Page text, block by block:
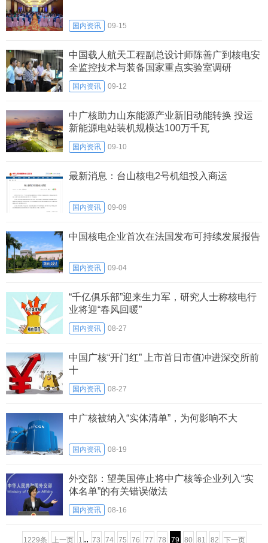
国内资讯 09-15
中国载人航天工程副总设计师陈善广到核电安
全监控技术与装备国家重点实验室调研
国内资讯 09-12
中广核助力山东能源产业新旧动能转换 投运
新能源电站装机规模达100万千瓦
国内资讯 09-10
最新消息：台山核电2号机组投入商运
国内资讯 09-09
中国核电企业首次在法国发布可持续发展报告
国内资讯 09-04
“千亿俱乐部”迎来生力军，研究人士称核电行
业将迎“春风回暖”
国内资讯 08-27
中国广核“开门红” 上市首日市值冲进深交所前
十
国内资讯 08-27
中广核被纳入“实体清单”，为何影响不大
国内资讯 08-19
外交部：望美国停止将中广核等企业列入“实
体名单”的有关错误做法
国内资讯 08-16
1229条 上一页 1 .. 73 74 75 76 77 78 79 80 81 82 下一页